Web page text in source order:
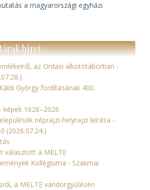
a magyarországi egyházi
hírei
az Ordasi alkotótáborban -
György fordításának 400.
képek 1626–2026
néprajzi-helyrajzi leírása -
(2026.07.24.)
választott a MELTE
Kollégiuma - Szakmai
a MELTE vándorgyűlésén